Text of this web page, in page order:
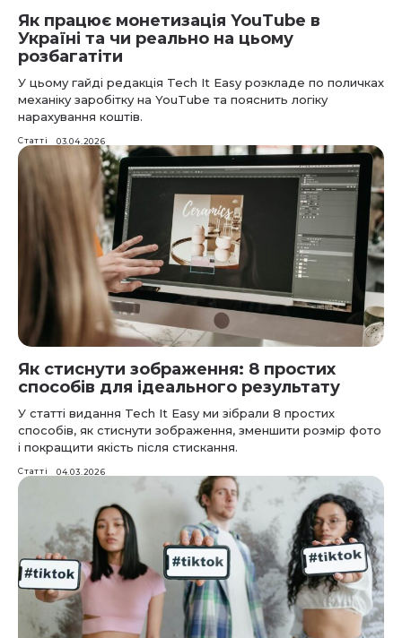
Як працює монетизація YouTube в
Україні та чи реально на цьому
розбагатіти
У цьому гайді редакція Tech It Easy розкладе по поличках
механіку заробітку на YouTube та пояснить логіку
нарахування коштів.
Статті 03.04.2026
Як стиснути зображення: 8 простих
способів для ідеального результату
У статті видання Tech It Easy ми зібрали 8 простих
способів, як стиснути зображення, зменшити розмір фото
і покращити якість після стискання.
Статті 04.03.2026